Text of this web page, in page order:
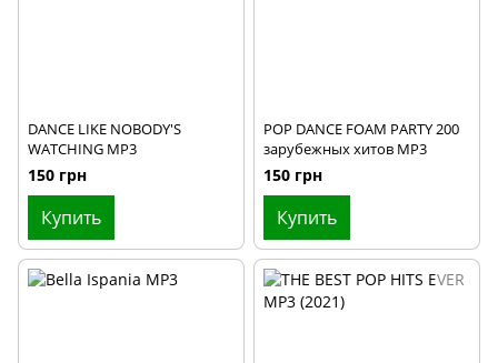
DANCE LIKE NOBODY'S
WATCHING MP3
150 грн
Купить
POP DANCE FOAM PARTY 200
зарубежных хитов MP3
150 грн
Купить